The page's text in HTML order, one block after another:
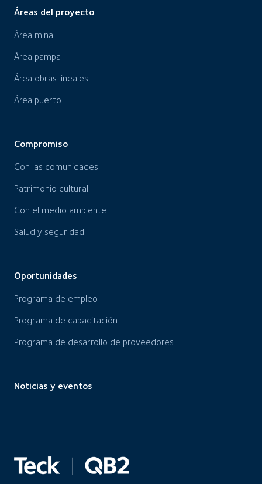
Áreas del proyecto
Área mina
Área pampa
Área obras lineales
Área puerto
Compromiso
Con las comunidades
Patrimonio cultural
Con el medio ambiente
Salud y seguridad
Oportunidades
Programa de empleo
Programa de capacitación
Programa de desarrollo de proveedores
Noticias y eventos